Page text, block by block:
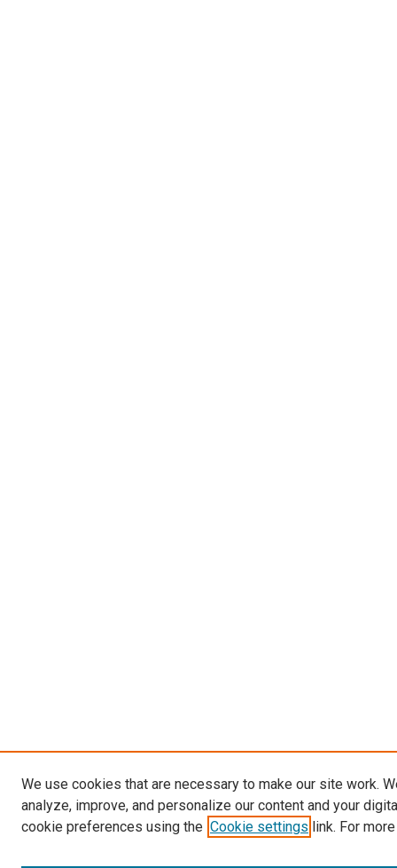
We use cookies that are necessary to make our site work.
analyze, improve, and personalize our content and your
cookie preferences using the Cookie settings link. For